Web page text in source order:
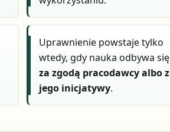
Uprawnienie powstaje tylko
wtedy, gdy nauka odbywa się
za zgodą pracodawcy albo z
jego inicjatywy.